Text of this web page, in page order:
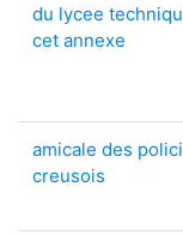
du lycee
cet annexe
amicale des
creusois